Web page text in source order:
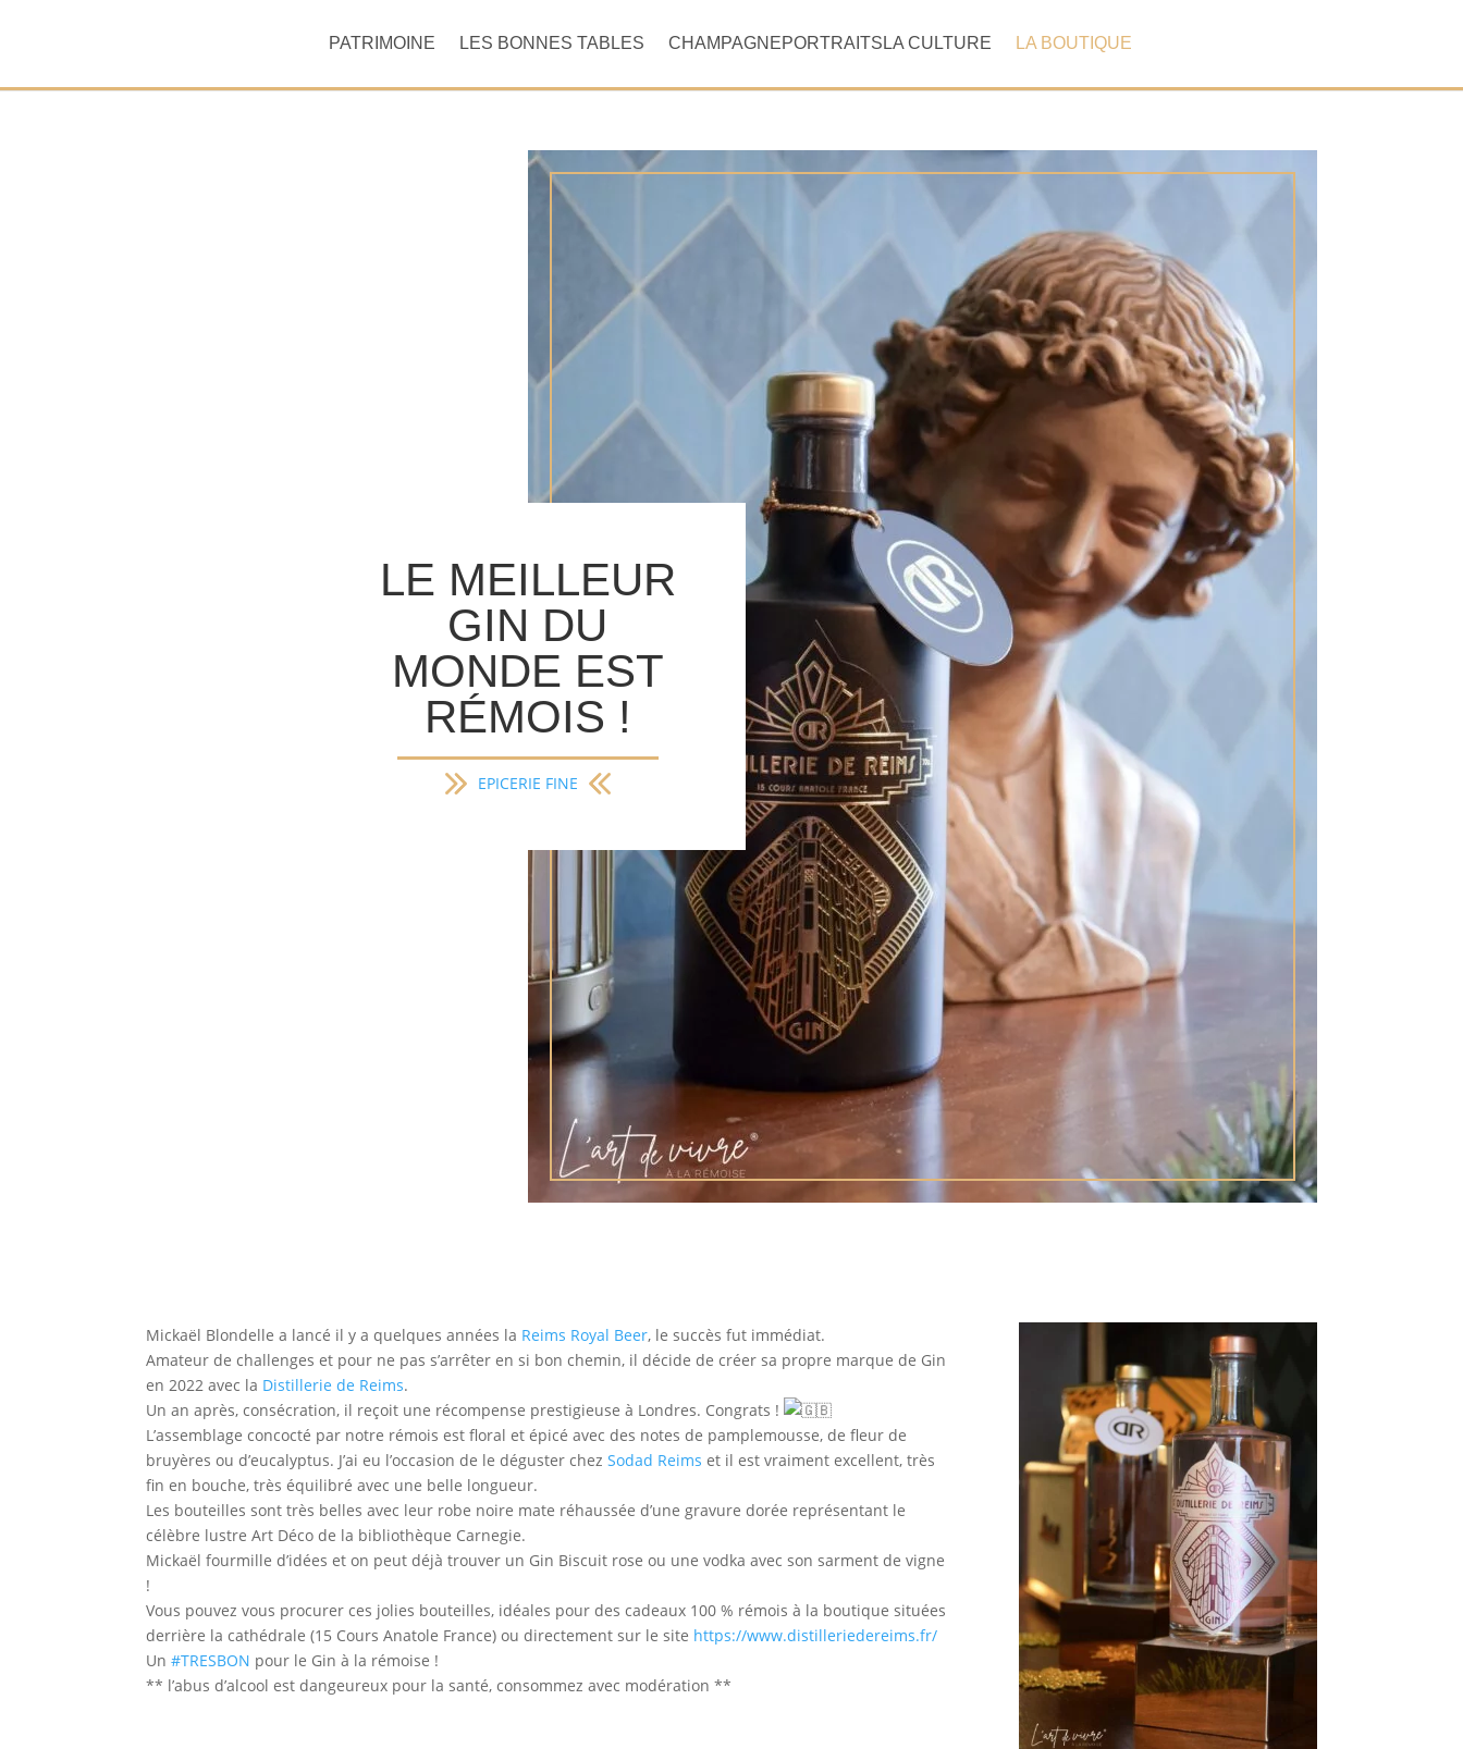
PATRIMOINE LES BONNES TABLES CHAMPAGNE LA CULTURE
PORTRAITS LA BOUTIQUE
LE MEILLEUR
GIN DU
MONDE EST
RÉMOIS !
EPICERIE FINE
Mickaël Blondelle a lancé il y a quelques années la Reims Royal Beer, le succès fut immédiat.
Amateur de challenges et pour ne pas s’arrêter en si bon chemin, il décide de créer sa propre marque de Gin
en 2022 avec la Distillerie de Reims.
Un an après, consécration, il reçoit une récompense prestigieuse à Londres. Congrats !
L’assemblage concocté par notre rémois est floral et épicé avec des notes de pamplemousse, de fleur de
bruyères ou d’eucalyptus. J’ai eu l’occasion de le déguster chezSodad Reims et il est vraiment excellent, très
fin en bouche, très équilibré avec une belle longueur.
Les bouteilles sont très belles avec leur robe noire mate réhaussée d’une gravure dorée représentant le
célèbre lustre Art Déco de la bibliothèque Carnegie.
Mickaël fourmille d’idées et on peut déjà trouver un Gin Biscuit rose ou une vodka avec son sarment de vigne
!
Vous pouvez vous procurer ces jolies bouteilles, idéales pour des cadeaux 100 % rémois à la boutique situées
derrière la cathédrale (15 Cours Anatole France) ou directement sur le site https://www.distilleriedereims.fr/
Un#TRESBON pour le Gin à la rémoise !
** l’abus d’alcool est dangeureux pour la santé, consommez avec modération **